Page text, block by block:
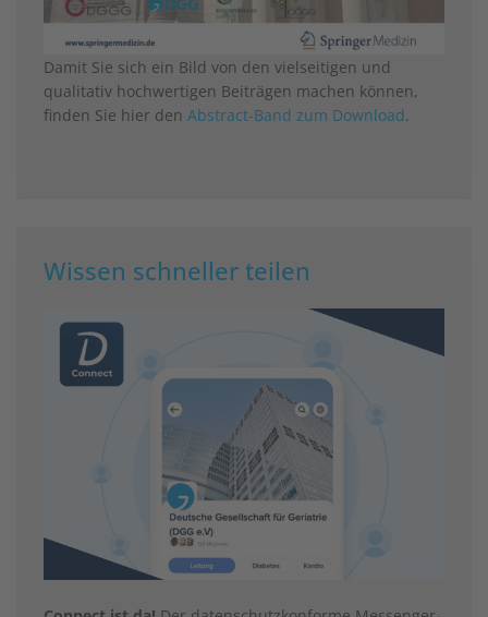
Damit Sie sich ein Bild von den vielseitigen und
qualitativ hochwertigen Beiträgen machen können,
finden Sie hier den Abstract-Band zum Download.
Wissen schneller teilen